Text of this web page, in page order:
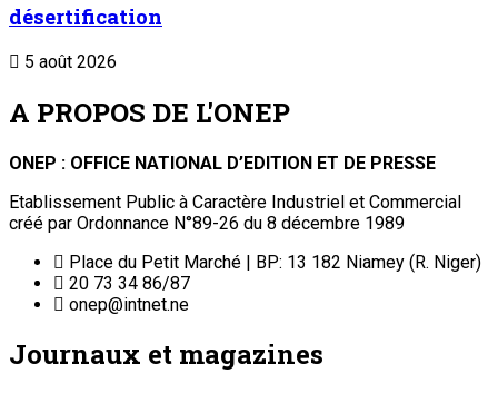
désertification
5 août 2026
A PROPOS DE L'ONEP
ONEP : OFFICE NATIONAL D’EDITION ET DE PRESSE
Etablissement Public à Caractère Industriel et Commercial
créé par Ordonnance N°89-26 du 8 décembre 1989
Place du Petit Marché | BP: 13 182 Niamey (R. Niger)
20 73 34 86/87
onep@intnet.ne
Journaux et magazines